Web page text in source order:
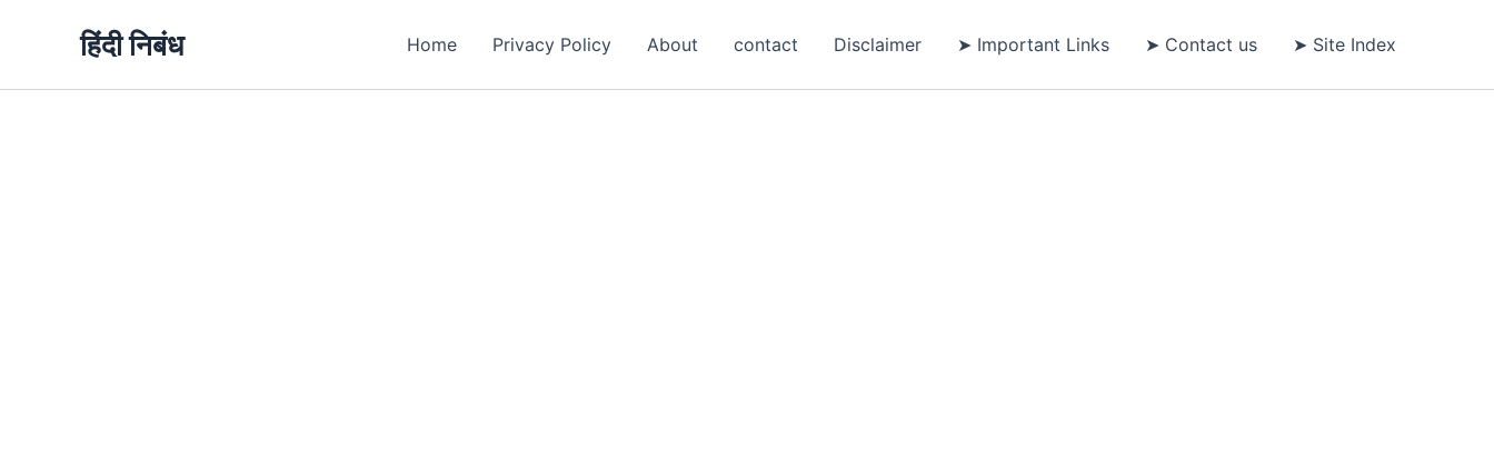
हिंदी निबंध Home Privacy Policy About contact Disclaimer ➤ Important Links ➤ Contact us ➤ Site Index